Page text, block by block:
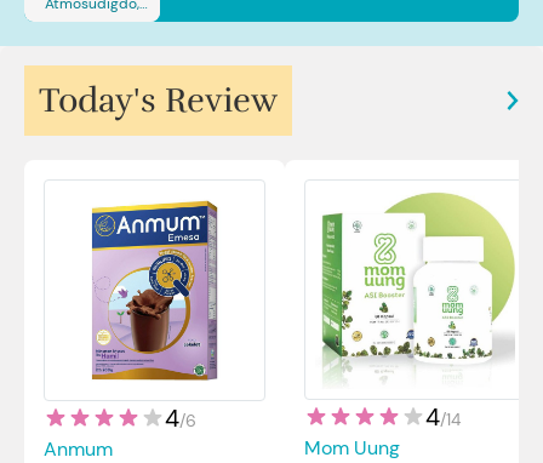
Sp.JP(K). MARS
Today's Review
4/6
Anmum
4/14
Mom Uung